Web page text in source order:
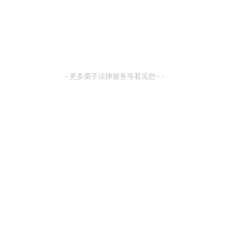
- 更多栗子法律服务等着见您~ -